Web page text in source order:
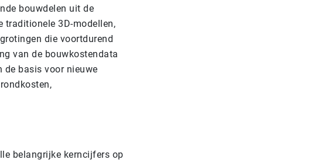
bouwdelen uit de
traditionele 3D-modellen,
die voortdurend
van de bouwkostendata
de basis voor nieuwe
belangrijke kerncijfers op